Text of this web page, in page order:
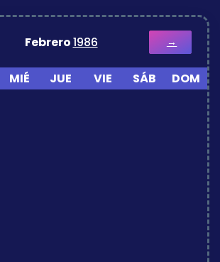
Febrero1986 →
MIÉ JUE VIE SÁB DOM